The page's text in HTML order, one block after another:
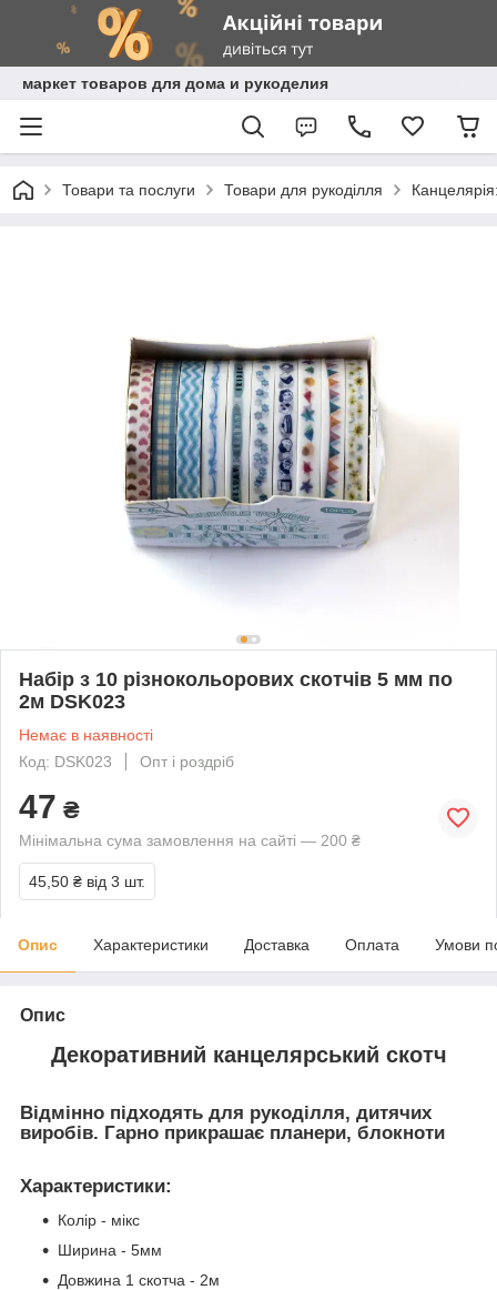
маркет товаров для дома и рукоделия
Товари та послуги Товари для рукоділля
Набір з 10 різнокольорових скотчів 5 мм по
2м DSK023
Немає в наявності
Код: DSK023
Опт і роздріб
47 ₴
Мінімальна сума замовлення на сайті — 200 ₴
45,50 ₴ від 3 шт.
Опис Характеристики Доставка Оплата Умови
Опис
Декоративний канцелярський скотч
Відмінно підходять для рукоділля, дитячих
виробів. Гарно прикрашає планери, блокноти
Характеристики:
Колір - мікс
Ширина - 5мм
Довжина 1 скотча - 2м